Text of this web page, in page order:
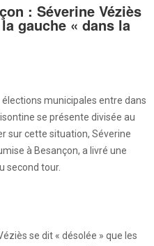
: Séverine Véziès
gauche « dans la
municipales entre dans
se présente divisée au
sur cette situation, Séverine
à Besançon, a livré une
second tour.
se dit « désolée » que les